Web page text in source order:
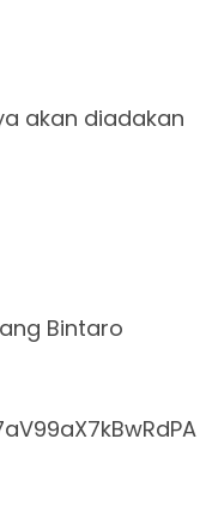
akan diadakan
Bintaro